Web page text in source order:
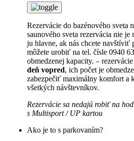
Rezervácie do bazénového sveta
saunového sveta rezervácia nie je
ju hlavne, ak nás chcete navštíviť
môžete urobiť na tel. čísle 0940
obmedzenej kapacity. –
deň vopred, ich počet je
zabezpečiť maximálny komfort a
všetkých návštevníkov.
Rezervácie sa nedajú robiť na
s Multisport / UP kartou
Ako je to s parkovaním?